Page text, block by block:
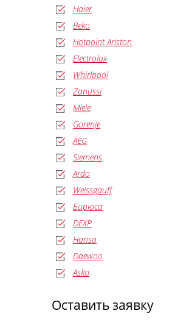
Haier
Beko
Hotpoint Ariston
Electrolux
Whirlpool
Zanussi
Miele
Gorenje
AEG
Siemens
Ardo
Weissgauff
Бирюса
DEXP
Hansa
Daewoo
Asko
Оставить заявку